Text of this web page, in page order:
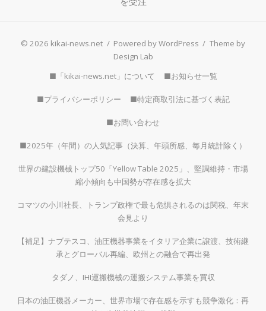
© 2026 kikai-news.net / Powered by WordPress / Theme by
Design Lab
■「kikai-news.net」について
■お知らせ一覧
■プライバシーポリシー ■特定商取引法に基づく表記
■お問い合わせ
■2025年（年間）の人気記事（決算、年頭所感、毎月統計除く）
世界の建設機械トップ50「Yellow Table 2025」、堅調維持・市場
縮小傾向も中国勢が存在感を拡大
コマツの小川社長、トランプ政権で最も危惧されるのは関税、年末
会見より
【補足】ナブテスコ、油圧機器事業をイタリア企業に譲渡、技術継
承とグローバル再編、欧州との融合で再出発
タダノ、IHI運搬機械の運搬システム事業を買収
日本の油圧機器メーカー、世界市場で存在感を示すも競争激化：再